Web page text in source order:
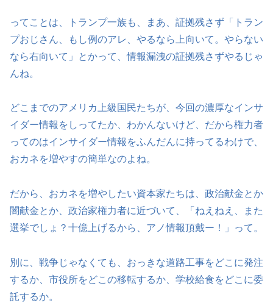
ってことは、トランプ一族も、まあ、証拠残さず「トラン
プおじさん、もし例のアレ、やるなら上向いて。やらない
なら右向いて」とかって、情報漏洩の証拠残さずやるじゃ
んね。
どこまでのアメリカ上級国民たちが、今回の濃厚なインサ
イダー情報をしってたか、わかんないけど、だから権力者
ってのはインサイダー情報をふんだんに持ってるわけで、
おカネを増やすの簡単なのよね。
だから、おカネを増やしたい資本家たちは、政治献金とか
闇献金とか、政治家権力者に近づいて、「ねえねえ、また
選挙でしょ？十億上げるから、アノ情報頂戴ー！」って。
別に、戦争じゃなくても、おっきな道路工事をどこに発注
するか、市役所をどこの移転するか、学校給食をどこに委
託するか。